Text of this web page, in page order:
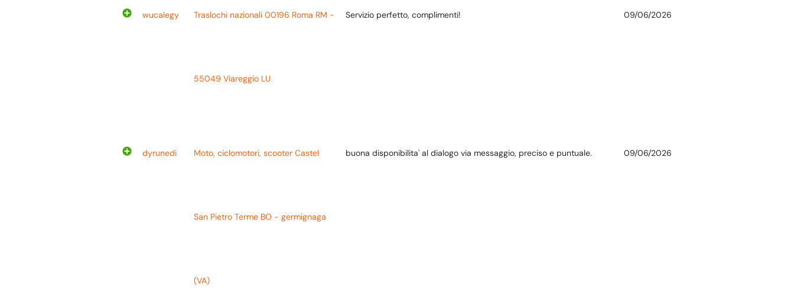
wucalegy Traslochi nazionali 00196 Roma RM -
55049 Viareggio LU
Servizio perfetto, complimenti! 09/06/2026
dyrunedi Moto, ciclomotori, scooter Castel
San Pietro Terme BO - germignaga
(VA)
buona disponibilita' al dialogo via messaggio, preciso e puntuale. 09/06/2026